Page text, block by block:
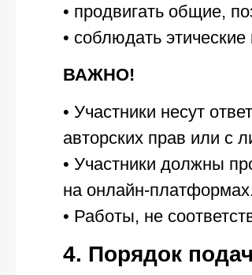
• продвигать общие,
• соблюдать
ВАЖНО!
• Участники несут
авторских прав или с
• Участники должны
на онлайн-
• Работы, не
4. Порядок